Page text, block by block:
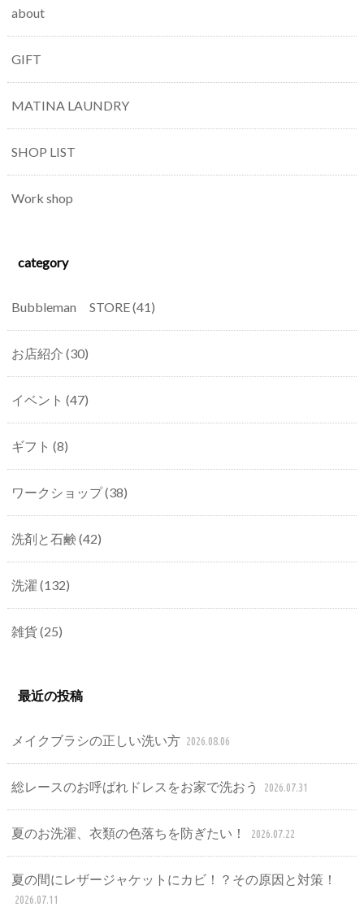
about
GIFT
MATINA LAUNDRY
SHOP LIST
Work shop
category
Bubbleman STORE(41)
お店紹介 (30)
イベント (47)
ギフト (8)
ワークショップ(38)
洗剤と石鹸 (42)
洗濯 (132)
雑貨(25)
最近の投稿
メイクブラシの正しい洗い方 2026.08.06
総レースのお呼ばれドレスをお家で洗おう 2026.07.31
夏のお洗濯、衣類の色落ちを防ぎたい！ 2026.07.22
夏の間にレザージャケットにカビ！？その原因と対策！
2026.07.11